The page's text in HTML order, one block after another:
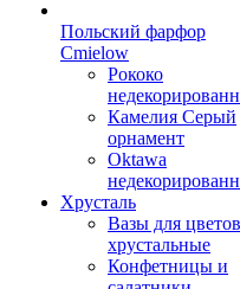
Польский фарфор
Сmielow
Рококо
Камелия Серый
орнамент
Oktawa
Хрусталь
Вазы для цветов
хрустальные
Конфетницы и